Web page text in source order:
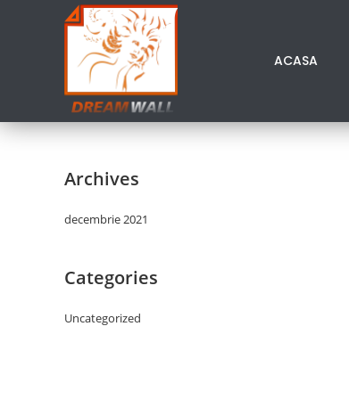
ACASA
Archives
decembrie 2021
Categories
Uncategorized